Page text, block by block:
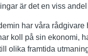
är det en viss
har våra rådgivare
koll på sin ekonomi,
olika framtida